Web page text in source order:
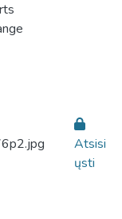
Atsisi
ųsti